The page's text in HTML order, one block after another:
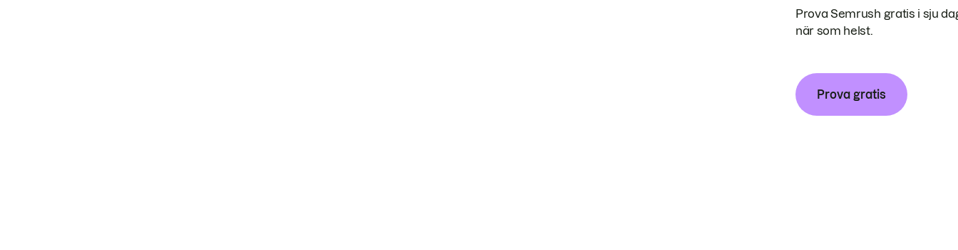
Prova Semrush gratis i sju
när som helst.
Prova gratis